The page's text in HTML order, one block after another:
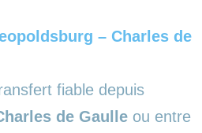
– Charles de
fiable depuis
de Gaulle ou entre